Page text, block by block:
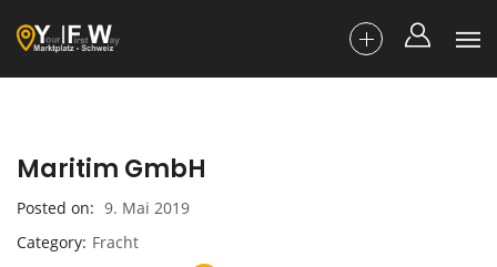
Maritim GmbH
Posted on
9. Mai 2019
Category Fracht